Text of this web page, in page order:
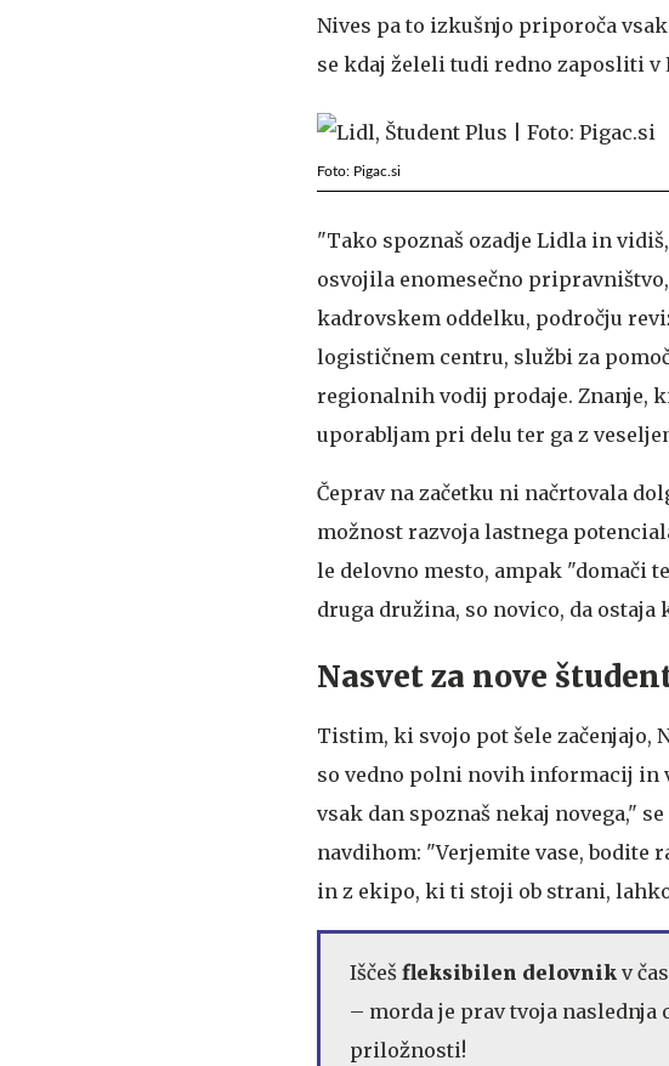
Nives pa to izkušnjo priporoča
se kdaj želeli tudi redno zaposliti v
Foto: Pigac.si
"Tako spoznaš ozadje Lidla in
osvojila enomesečno
kadrovskem oddelku, področju
logističnem centru, službi za
regionalnih vodij prodaje. Znanje,
uporabljam pri delu ter ga z
Čeprav na začetku ni načrtovala
možnost razvoja lastnega
le delovno mesto, ampak "domači
druga družina, so novico, da
Nasvet za nove
Tistim, ki svojo pot šele začenjajo,
so vedno polni novih informacij in
vsak dan spoznaš nekaj novega,"
navdihom: "Verjemite vase, bodite
in z ekipo, ki ti stoji ob strani,
Iščeš fleksibilen delovnik v
– morda je prav tvoja
priložnosti!